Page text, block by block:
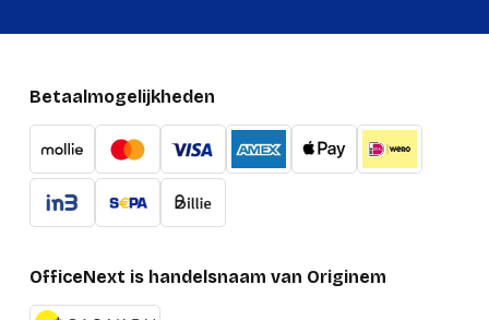
Betaalmogelijkheden
OfficeNext is handelsnaam van Originem